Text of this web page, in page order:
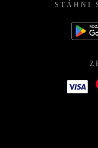
STÁHNI